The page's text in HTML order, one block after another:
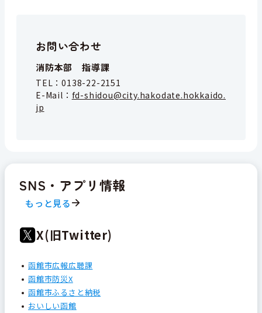
お問い合わせ
消防本部 指導課
TEL：0138-22-2151
E-Mail： fd-shidou@city.hakodate.hokkaido.
jp
SNS・アプリ情報
もっと見る
X(旧Twitter)
函館市広報広聴課
函館市防災X
函館市ふるさと納税
おいしい函館